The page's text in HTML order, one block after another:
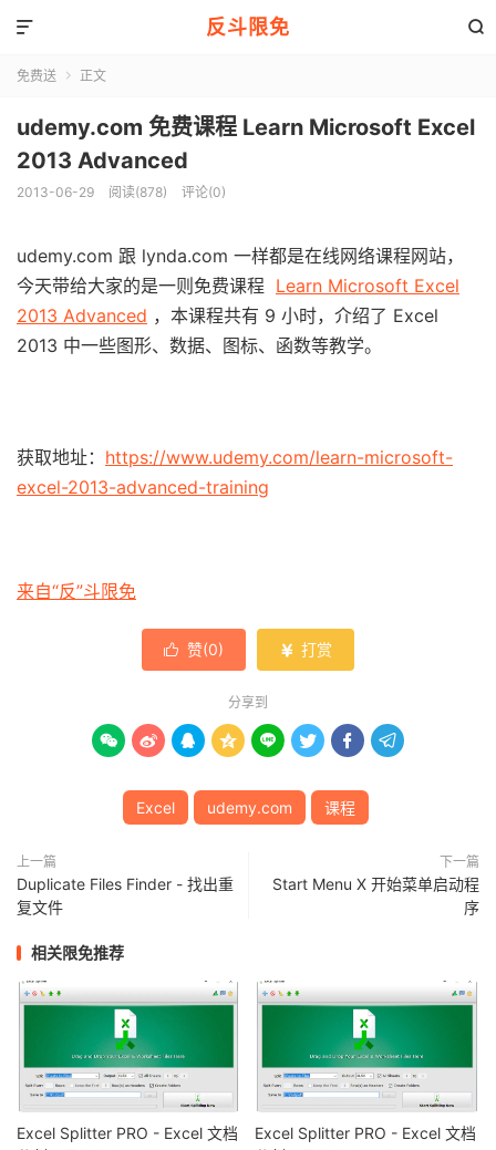
反斗限免 

免费送  正文
udemy.com 免费课程 Learn Microsoft Excel
2013 Advanced
2013-06-29 阅读(878) 评论(0)
udemy.com 跟 lynda.com 一样都是在线网络课程网站，
今天带给大家的是一则免费课程 Learn Microsoft Excel
2013 Advanced ，本课程共有 9 小时，介绍了 Excel
2013 中一些图形、数据、图标、函数等教学。
获取地址： https://www.udemy.com/learn-microsoft-
excel-2013-advanced-training
来自“反”斗限免
 赞(0)  打赏
分享到
       
Excel udemy.com 课程
上一篇
Duplicate Files Finder - 找出重
复文件
下一篇
Start Menu X 开始菜单启动程
序
相关限免推荐
Excel Splitter PRO - Excel 文档
Excel Splitter PRO - Excel 文档